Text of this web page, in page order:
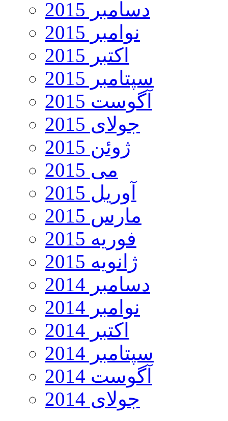
دسامبر 2015
نوامبر 2015
اکتبر 2015
سپتامبر 2015
آگوست 2015
جولای 2015
ژوئن 2015
می 2015
آوریل 2015
مارس 2015
فوریه 2015
ژانویه 2015
دسامبر 2014
نوامبر 2014
اکتبر 2014
سپتامبر 2014
آگوست 2014
جولای 2014